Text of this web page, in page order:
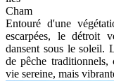
Cham
Entouré d'une
escarpées, le détroit
dansent sous le soleil.
de pêche traditionnels,
vie sereine, mais